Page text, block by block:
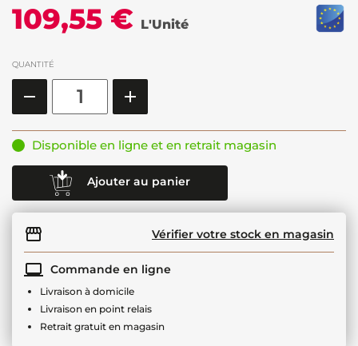
109,55 € L'Unité
QUANTITÉ
Disponible en ligne et en retrait magasin
Ajouter au panier
Vérifier votre stock en magasin
Commande en ligne
Livraison à domicile
Livraison en point relais
Retrait gratuit en magasin